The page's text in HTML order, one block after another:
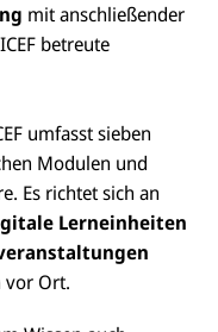
mit anschließender
betreute
umfasst sieben
Modulen und
Es richtet sich an
Lerneinheiten
vor Ort.
e
G
a